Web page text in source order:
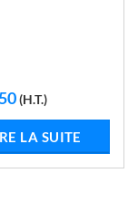
(H.T.)
LA SUITE